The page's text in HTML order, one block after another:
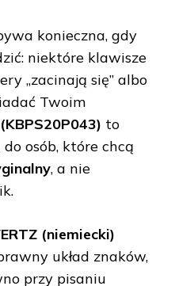
konieczna, gdy
niektóre klawisze
„zacinają się” albo
Twoim
to
osób, które chcą
, a nie
(niemiecki)
układ znaków,
przy pisaniu